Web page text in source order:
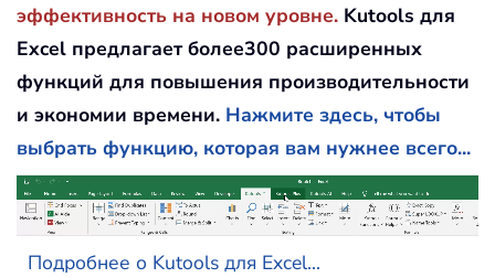
эффективность на новом уровне. Kutools для
Excel предлагает более300 расширенных
функций для повышения производительности
и экономии времени. Нажмите здесь, чтобы
выбрать функцию, которая вам нужнее всего...
Подробнее о Kutools для Excel...